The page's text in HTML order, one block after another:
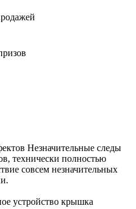
Незначительные следы
технически полностью
совсем незначительных
устройство крышка